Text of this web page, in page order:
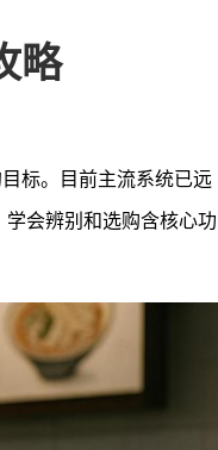
略
标。目前主流系统已远
会辨别和选购含核心功